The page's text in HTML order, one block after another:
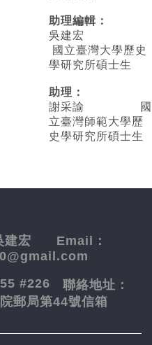
助理編輯：
吳建宏
國立臺灣大學歷史
學研究所碩士生
助理：
謝采諭
國
立臺灣師範大學歷
史學研究所碩士生
建宏 Email：
#226 聯絡地址：
郵局第44號信箱